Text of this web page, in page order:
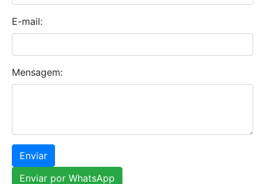
E-mail:
Mensagem:
Enviar
Enviar por WhatsApp